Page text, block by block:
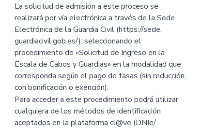
La solicitud de admisión a este proceso se
realizará por vía electrónica a través de la Sede
Electrónica de la Guardia Civil (https://sede.
guardiacivil.gob.es/): seleccionando el
procedimiento de «Solicitud de Ingreso en la
Escala de Cabos y Guardias» en la modalidad que
corresponda según el pago de tasas (sin reducción,
con bonificación o exención).
Para acceder a este procedimiento podrá utilizar
cualquiera de los métodos de identificación
aceptados en la plataforma cl@ve (DNIe/